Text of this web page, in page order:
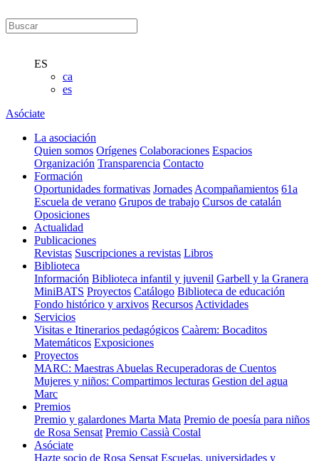
ES
ca
es
Asóciate
La asociación
Quien somos Orígenes Colaboraciones Espacios
Organización Transparencia Contacto
Formación
Oportunidades formativas Jornades Acompañamientos 61a
Escuela de verano Grupos de trabajo Cursos de catalán
Oposiciones
Actualidad
Publicaciones
Revistas Suscripciones a revistas Libros
Biblioteca
Información Biblioteca infantil y juvenil Garbell y la Granera
MiniBATS Proyectos Catálogo Biblioteca de educación
Fondo histórico y arxivos Recursos Actividades
Servicios
Visitas e Itinerarios pedagógicos Caàrem: Bocaditos
Matemáticos Exposiciones
Proyectos
MARC: Maestras Abuelas Recuperadoras de Cuentos
Mujeres y niños: Compartimos lecturas Gestion del agua
Marc
Premios
Premio y galardones Marta Mata Premio de poesía para niños
de Rosa Sensat Premio Cassià Costal
Asóciate
Hazte socio de Rosa Sensat Escuelas, universidades y